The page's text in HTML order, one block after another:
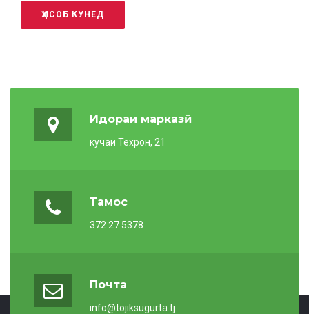
ҲИСОБ КУНЕД
Идораи марказӣ
кучаи Техрон, 21
Тамос
372 27 5378
Почта
info@tojiksugurta.tj